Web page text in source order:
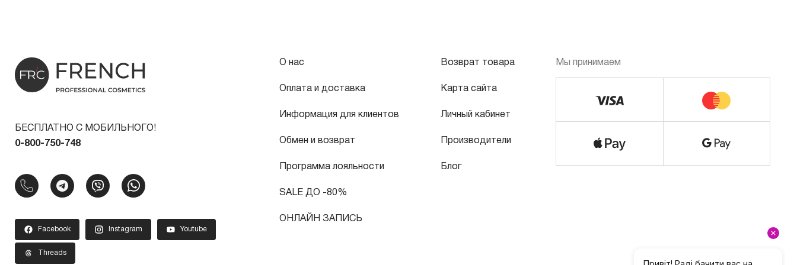
БЕСПЛАТНО С МОБИЛЬНОГО!
0-800-750-748
Facebook Instagram Youtube
Threads
О нас
Оплата и доставка
Информация для клиентов
Обмен и возврат
Программа лояльности
SALE ДО -80%
ОНЛАЙН ЗАПИСЬ
Возврат товара
Карта сайта
Личный кабинет
Производители
Блог
Мы принимаем